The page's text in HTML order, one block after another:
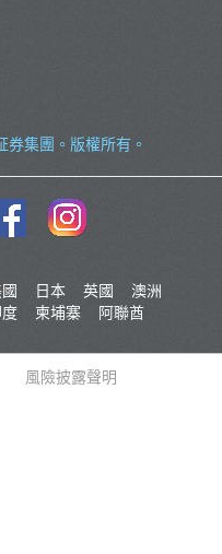
券集團 。版權所有。
日本 英國
澳洲
柬埔寨
阿聯酋
風險披露聲明